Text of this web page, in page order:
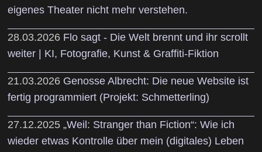
eigenes Theater nicht mehr verstehen.
28.03.2026 Flo sagt - Die Welt brennt und ihr scrollt
weiter | KI, Fotografie, Kunst & Graffiti-Fiktion
21.03.2026 Genosse Albrecht: Die neue Website ist
fertig programmiert (Projekt: Schmetterling)
27.12.2025 „Weil: Stranger than Fiction“: Wie ich
wieder etwas Kontrolle über mein (digitales) Leben